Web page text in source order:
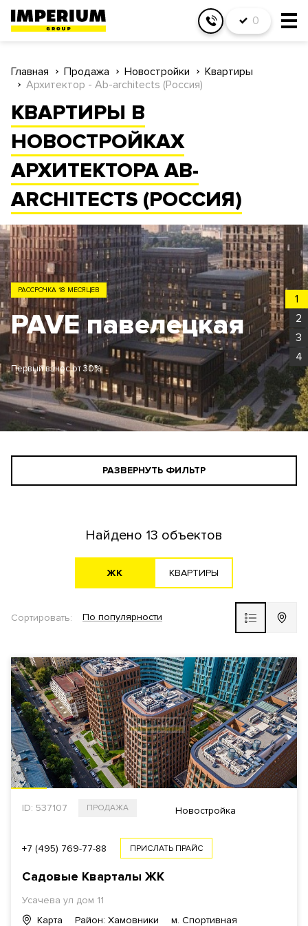
0
Главная Продажа Новостройки
Квартиры
Архитектор - Ab-architects (Россия)
КВАРТИРЫ В
НОВОСТРОЙКАХ
АРХИТЕКТОРА AB-
ARCHITECTS (РОССИЯ)
1
2
3
4
ЗАО
Родина Парк
Первый взнос от 30%
РАЗВЕРНУТЬ ФИЛЬТР
ЖК ВЫБОР
РАЙОН
ВЫБРАТЬ НА КАРТЕ
СТОИМОСТЬ
Общая За 1 м²
₽ $ €
Найдено 13 объектов
ЖK KВАРТИРЫ
Сортировать: По популярности
ID: 537107 ПРОДАЖА Новостройка
+7 (495) 769-77-88 ПРИСЛАТЬ ПРАЙС
Садовые Кварталы ЖК
Усачева ул дом 11
Карта
Район: Хамовники м. Спортивная